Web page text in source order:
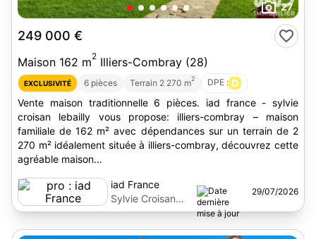
27
249 000 €
Maison 162 m2 Illiers-Combray (28)
EXCLUSIVITÉ 6 pièces Terrain 2 270 m2 DPE : D
Vente maison traditionnelle 6 pièces. iad france - sylvie
croisan lebailly vous propose: illiers-combray – maison
familiale de 162 m² avec dépendances sur un terrain de 2
270 m² idéalement située à illiers-combray, découvrez cette
agréable maison...
iad France
Sylvie Croisan
Lebailly
29/07/2026